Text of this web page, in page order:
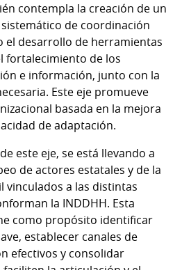
contempla la creación de un
de coordinación
el desarrollo de herramientas
fortalecimiento de los
e información, junto con la
Este eje promueve
basada en la mejora
de adaptación.
este eje, se está llevando a
de actores estatales y de la
vinculados a las distintas
la INDDHH. Esta
como propósito identificar
establecer canales de
efectivos y consolidar